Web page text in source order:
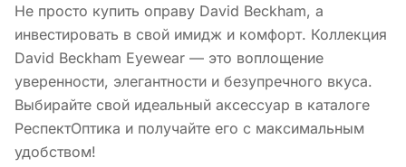
Не просто купить оправу David Beckham, а
инвестировать в свой имидж и комфорт. Коллекция
David Beckham Eyewear — это воплощение
уверенности, элегантности и безупречного вкуса.
Выбирайте свой идеальный аксессуар в каталоге
РеспектОптика и получайте его с максимальным
удобством!